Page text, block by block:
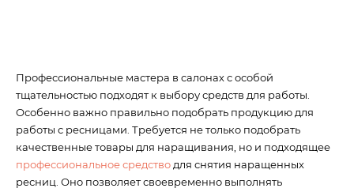
Профессиональные мастера в салонах с особой
тщательностью подходят к выбору средств для работы.
Особенно важно правильно подобрать продукцию для
работы с ресницами. Требуется не только подобрать
качественные товары для наращивания, но и подходящее
профессиональное средство для снятия наращенных
ресниц. Оно позволяет своевременно выполнять